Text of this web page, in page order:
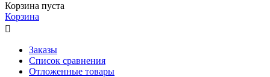
Корзина пуста
Корзина

Заказы
Список сравнения
Отложенные товары